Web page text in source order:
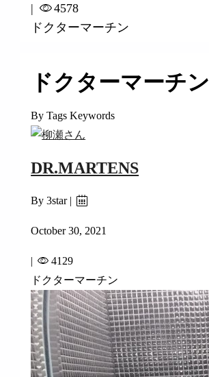
|
4578
ドクターマーチン
ドクターマーチン
By Tags Keywords
DR.MARTENS
By 3star |
October 30, 2021
|
4129
ドクターマーチン